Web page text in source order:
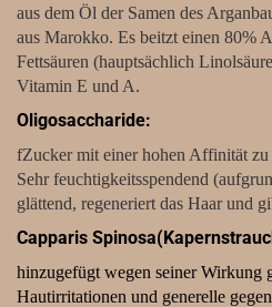
aus dem Öl der Samen des
aus Marokko. Es beitzt einen 80%
Fettsäuren (hauptsächlich
Vitamin E und A.
Oligosaccharide:
fZucker mit einer hohen Affinität
Sehr feuchtigkeitsspendend
glättend, regeneriert das Haar und
Capparis
hinzugefügt wegen seiner Wirkung
Hautirritationen und generelle